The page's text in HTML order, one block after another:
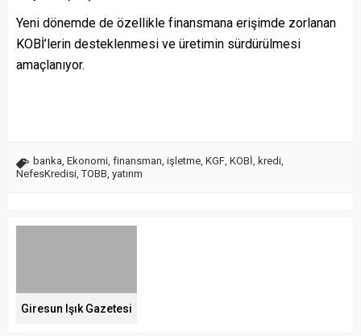
Yeni dönemde de özellikle finansmana erişimde zorlanan
KOBİ’lerin desteklenmesi ve üretimin sürdürülmesi
amaçlanıyor.
banka Ekonomi finansman işletme KGF KOBİ kredi
NefesKredisi ,TOBB yatırım
Giresun Işık Gazetesi